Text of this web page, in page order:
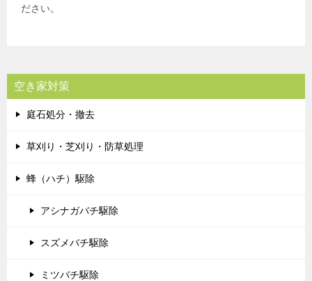
ださい。
空き家対策
庭石処分・撤去
草刈り・芝刈り・防草処理
蜂（ハチ）駆除
アシナガバチ駆除
スズメバチ駆除
ミツバチ駆除